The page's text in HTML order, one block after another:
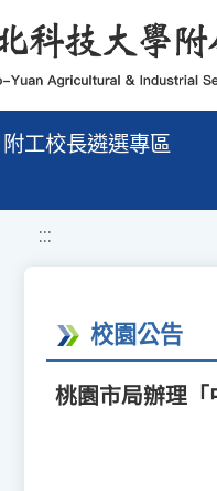
附工校長遴選專區
:::
校園公告
桃園市局辦理「